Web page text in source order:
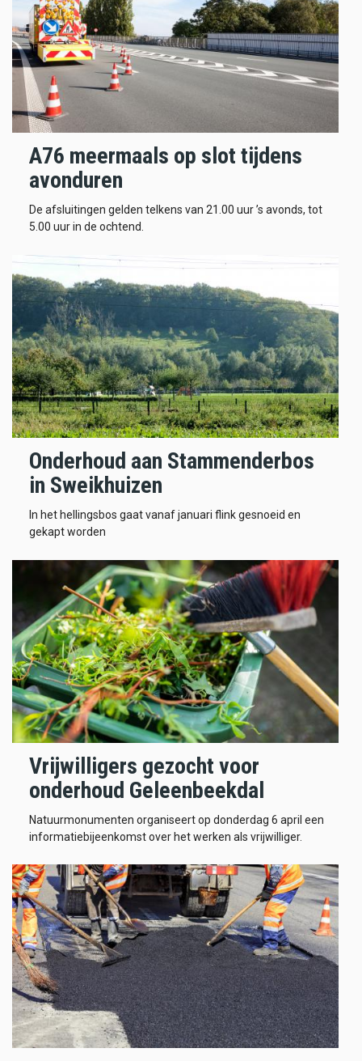
A76 meermaals op slot tijdens
avonduren
De afsluitingen gelden telkens van 21.00 uur ’s avonds, tot
5.00 uur in de ochtend.
Onderhoud aan Stammenderbos
in Sweikhuizen
In het hellingsbos gaat vanaf januari flink gesnoeid en
gekapt worden
Vrijwilligers gezocht voor
onderhoud Geleenbeekdal
Natuurmonumenten organiseert op donderdag 6 april een
informatiebijeenkomst over het werken als vrijwilliger.